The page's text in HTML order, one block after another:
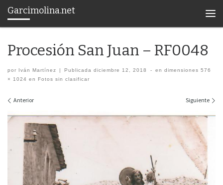
Saltar al contenido
Garcimolina.net
Procesión San Juan – RF0048
por Iván Martínez | Publicadadiciembre 12, 2018 - en dimensiones 576
× 1024 en Fotos sin clasificar
Navegación de imágenes
Anterior Siguiente